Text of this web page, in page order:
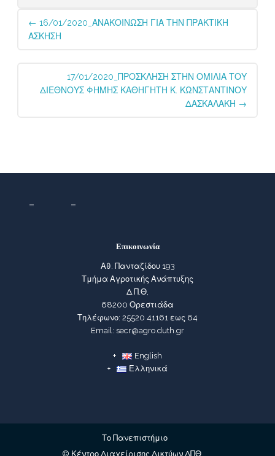
Post
navigation
← 16/01/2020_ΑΝΑΚΟΙΝΩΣΗ ΓΙΑ ΤΗΝ ΠΡΑΚΤΙΚΗ
ΑΣΚΗΣΗ
17/01/2020_ΠΡΟΣΚΛΗΣΗ ΣΤΗΝ ΟΜΙΛΙΑ ΤΟΥ
ΔΙΕΘΝΟΥΣ ΦΗΜΗΣ ΚΑΘΗΓΗΤΗ Κ. ΚΩΝΣΤΑΝΤΙΝΟΥ
ΔΑΣΚΑΛΑΚΗ →
Επικοινωνία
Αθ. Πανταζίδου 193
Τμήμα Αγροτικής Ανάπτυξης
Δ.Π.Θ,
68200 Ορεστιάδα
Τηλέφωνο: 25520 41161 εως 64
Email: secr@agro.duth.gr
English
Ελληνικά
Το Πανεπιστήμιο
© Κέντρο Διαχείρισης Δικτύων ΔΠΘ